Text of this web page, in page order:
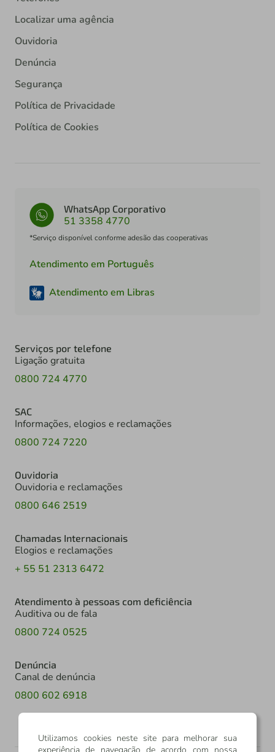
Localizar uma agência
Ouvidoria
Denúncia
Segurança
Política de Privacidade
Política de Cookies
WhatsApp Corporativo
51 3358 4770
*Serviço disponível conforme adesão das cooperativas
Atendimento em Português
Atendimento em Libras
Serviços por telefone
Ligação gratuita
0800 724 4770
SAC
Informações, elogios e reclamações
0800 724 7220
Ouvidoria
Ouvidoria e reclamações
0800 646 2519
Chamadas Internacionais
Elogios e reclamações
+ 55 51 2313 6472
Atendimento à pessoas com deficiência
Auditiva ou de fala
0800 724 0525
Denúncia
Canal de denúncia
0800 602 6918
Utilizamos cookies neste site para melhorar sua